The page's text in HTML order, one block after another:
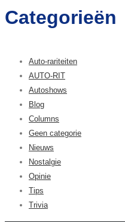
Categorieën
Auto-rariteiten
AUTO-RIT
Autoshows
Blog
Columns
Geen categorie
Nieuws
Nostalgie
Opinie
Tips
Trivia